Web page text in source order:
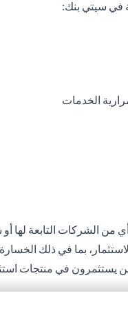
في سيتي بنك:
الخدمات
الشركات التابعة لها أو
بما في ذلك
يستثمرون في منتجات